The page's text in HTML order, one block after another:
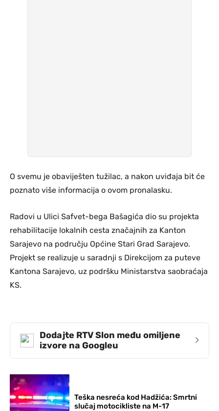
O svemu je obaviješten tužilac, a nakon uviđaja bit će
poznato više informacija o ovom pronalasku.
Radovi u Ulici Safvet-bega Bašagića dio su projekta
rehabilitacije lokalnih cesta značajnih za Kanton
Sarajevo na području Općine Stari Grad Sarajevo.
Projekt se realizuje u saradnji s Direkcijom za puteve
Kantona Sarajevo, uz podršku Ministarstva saobraćaja
KS.
Dodajte RTV Slon među omiljene
izvore na Googleu
›
Teška nesreća kod Hadžića: Smrtni
slučaj motocikliste na M-17